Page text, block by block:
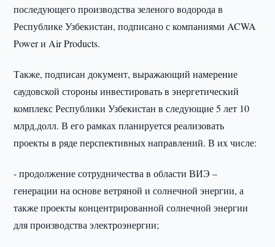
последующего производства зеленого водорода в
Республике Узбекистан, подписано с компаниями ACWA
Power и Air Products.
Также, подписан документ, выражающий намерение
саудовской стороны инвестировать в энергетический
комплекс Республики Узбекистан в следующие 5 лет 10
млрд.долл. В его рамках планируется реализовать
проекты в ряде перспективных направлений. В их числе:
- продолжение сотрудничества в области ВИЭ –
генерации на основе ветряной и солнечной энергии, а
также проекты концентрированной солнечной энергии
для производства электроэнергии;